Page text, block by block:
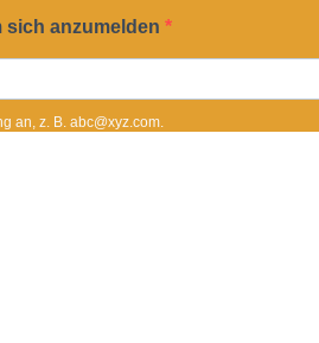
sich anzumelden
an, z. B. abc@xyz.com.